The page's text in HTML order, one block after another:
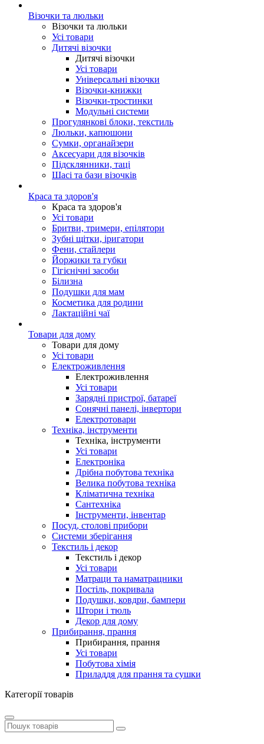
Візочки та люльки
Візочки та люльки
Усі товари
Дитячі візочки
Дитячі візочки
Усі товари
Універсальні візочки
Візочки-книжки
Візочки-тростинки
Модульні системи
Прогулянкові блоки, текстиль
Люльки, капюшони
Сумки, органайзери
Аксесуари для візочків
Підсклянники, таці
Шасі та бази візочків
Краса та здоров'я
Краса та здоров'я
Усі товари
Бритви, тримери, епілятори
Зубні щітки, іригатори
Фени, стайлери
Йоржики та губки
Гігієнічні засоби
Білизна
Подушки для мам
Косметика для родини
Лактаційні чаї
Товари для дому
Товари для дому
Усі товари
Електроживлення
Електроживлення
Усі товари
Зарядні пристрої, батареї
Сонячні панелі, інвертори
Електротовари
Техніка, інструменти
Техніка, інструменти
Усі товари
Електроніка
Дрібна побутова техніка
Велика побутова техніка
Кліматична техніка
Сантехніка
Інструменти, інвентар
Посуд, столові прибори
Системи зберігання
Текстиль і декор
Текстиль і декор
Усі товари
Матраци та наматрацники
Постіль, покривала
Подушки, ковдри, бампери
Штори і тюль
Декор для дому
Прибирання, прання
Прибирання, прання
Усі товари
Побутова хімія
Приладдя для прання та сушки
Категорії товарів